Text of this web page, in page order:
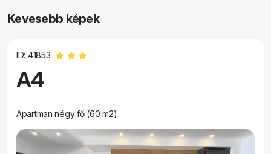
Kevesebb képek
ID: 41853
A4
Apartman négy fő (60 m2)